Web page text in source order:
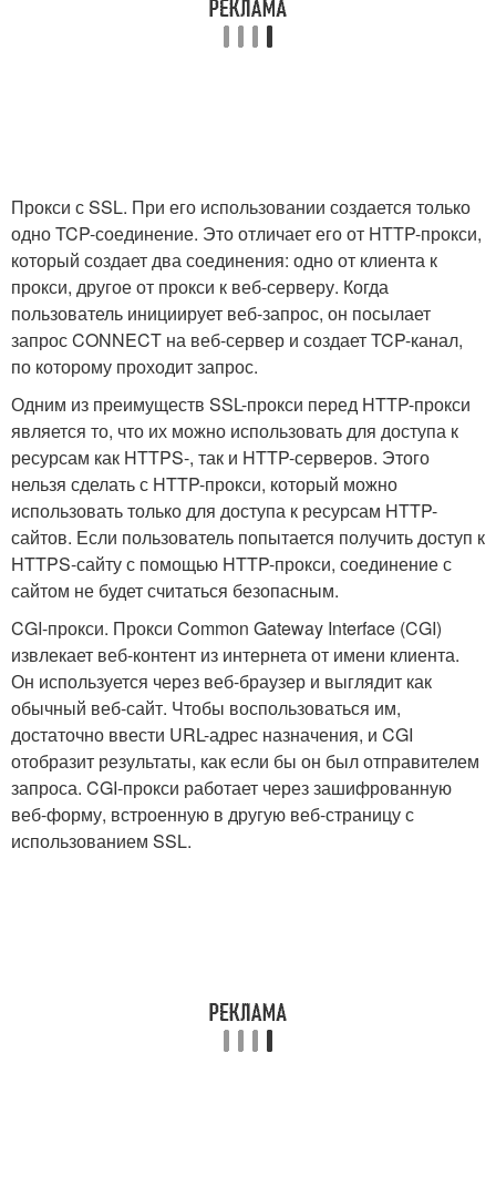
Прокси с SSL. При его использовании создается только
одно TCP-соединение. Это отличает его от HTTP-прокси,
который создает два соединения: одно от клиента к
прокси, другое от прокси к веб-серверу. Когда
пользователь инициирует веб-запрос, он посылает
запрос CONNECT на веб-сервер и создает TCP-канал,
по которому проходит запрос.
Одним из преимуществ SSL-прокси перед HTTP-прокси
является то, что их можно использовать для доступа к
ресурсам как HTTPS-, так и HTTP-серверов. Этого
нельзя сделать с HTTP-прокси, который можно
использовать только для доступа к ресурсам HTTP-
сайтов. Если пользователь попытается получить доступ к
HTTPS-сайту с помощью HTTP-прокси, соединение с
сайтом не будет считаться безопасным.
CGI-прокси. Прокси Common Gateway Interface (CGI)
извлекает веб-контент из интернета от имени клиента.
Он используется через веб-браузер и выглядит как
обычный веб-сайт. Чтобы воспользоваться им,
достаточно ввести URL-адрес назначения, и CGI
отобразит результаты, как если бы он был отправителем
запроса. CGI-прокси работает через зашифрованную
веб-форму, встроенную в другую веб-страницу с
использованием SSL.